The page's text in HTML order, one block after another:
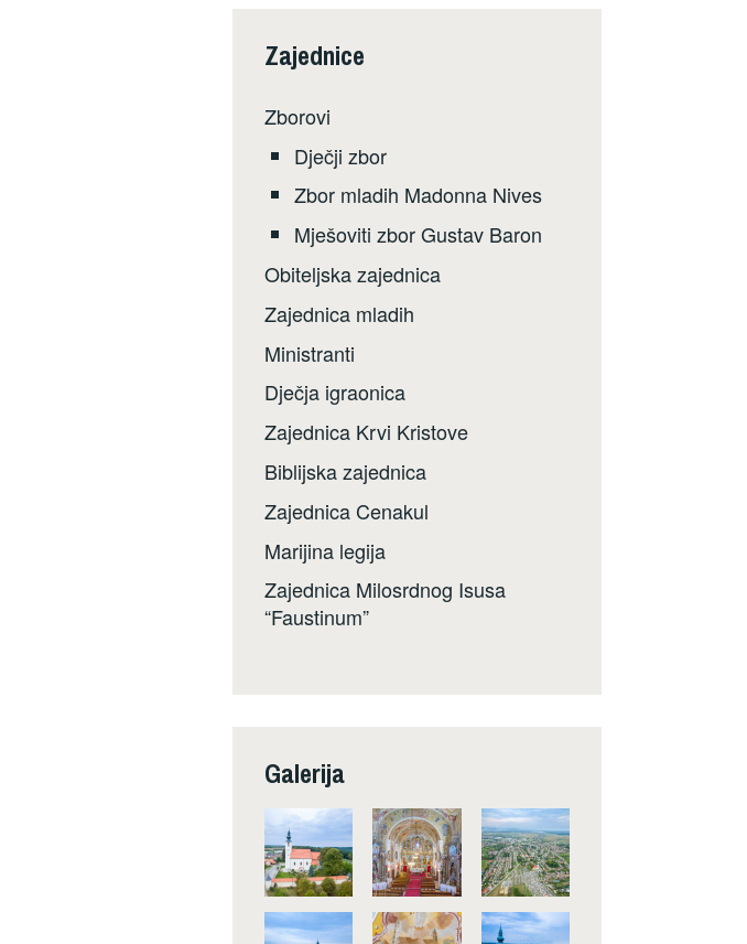
Zajednice
Zborovi
Dječji zbor
Zbor mladih Madonna Nives
Mješoviti zbor Gustav Baron
Obiteljska zajednica
Zajednica mladih
Ministranti
Dječja igraonica
Zajednica Krvi Kristove
Biblijska zajednica
Zajednica Cenakul
Marijina legija
Zajednica Milosrdnog Isusa
“Faustinum”
Galerija